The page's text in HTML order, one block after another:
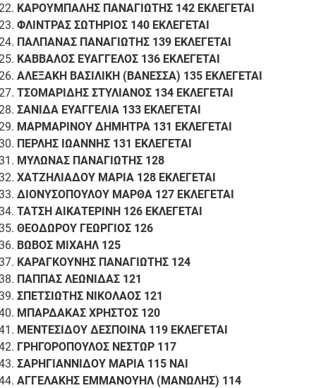
ΚΑΡΟΥΜΠΑΛΗΣ ΠΑΝΑΓΙΩΤΗΣ 142 ΕΚΛΕΓΕΤΑΙ
ΦΛΙΝΤΡΑΣ ΣΩΤΗΡΙΟΣ 140 ΕΚΛΕΓΕΤΑΙ
ΠΑΛΠΑΝΑΣ ΠΑΝΑΓΙΩΤΗΣ 139 ΕΚΛΕΓΕΤΑΙ
ΚΑΒΒΑΛΟΣ ΕΥΑΓΓΕΛΟΣ 136 ΕΚΛΕΓΕΤΑΙ
ΑΛΕΞΑΚΗ ΒΑΣΙΛΙΚΗ (ΒΑΝΕΣΣΑ) 135 ΕΚΛΕΓΕΤΑΙ
ΤΣΟΜΑΡΙΔΗΣ ΣΤΥΛΙΑΝΟΣ 134 ΕΚΛΕΓΕΤΑΙ
ΣΑΝΙΔΑ ΕΥΑΓΓΕΛΙΑ 133 ΕΚΛΕΓΕΤΑΙ
ΜΑΡΜΑΡΙΝΟΥ ΔΗΜΗΤΡΑ 131 ΕΚΛΕΓΕΤΑΙ
ΠΕΡΛΗΣ ΙΩΑΝΝΗΣ 131 ΕΚΛΕΓΕΤΑΙ
ΜΥΛΩΝΑΣ ΠΑΝΑΓΙΩΤΗΣ 128
ΧΑΤΖΗΛΙΑΔΟΥ ΜΑΡΙΑ 128 ΕΚΛΕΓΕΤΑΙ
ΔΙΟΝΥΣΟΠΟΥΛΟΥ ΜΑΡΘΑ 127 ΕΚΛΕΓΕΤΑΙ
ΤΑΤΣΗ ΑΙΚΑΤΕΡΙΝΗ 126 ΕΚΛΕΓΕΤΑΙ
ΘΕΟΔΩΡΟΥ ΓΕΩΡΓΙΟΣ 126
ΒΩΒΟΣ ΜΙΧΑΗΛ 125
ΚΑΡΑΓΚΟΥΝΗΣ ΠΑΝΑΓΙΩΤΗΣ 124
ΠΑΠΠΑΣ ΛΕΩΝΙΔΑΣ 121
ΣΠΕΤΣΙΩΤΗΣ ΝΙΚΟΛΑΟΣ 121
ΜΠΑΡΔΑΚΑΣ ΧΡΗΣΤΟΣ 120
ΜΕΝΤΕΣΙΔΟΥ ΔΕΣΠΟΙΝΑ 119 ΕΚΛΕΓΕΤΑΙ
ΓΡΗΓΟΡΟΠΟΥΛΟΣ ΝΕΣΤΩΡ 117
ΣΑΡΗΓΙΑΝΝΙΔΟΥ ΜΑΡΙΑ 115 ΝΑΙ
ΑΓΓΕΛΑΚΗΣ ΕΜΜΑΝΟΥΗΛ (ΜΑΝΩΛΗΣ) 114